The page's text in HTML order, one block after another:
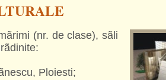
(nr. de clase), sãli
Ploiesti;